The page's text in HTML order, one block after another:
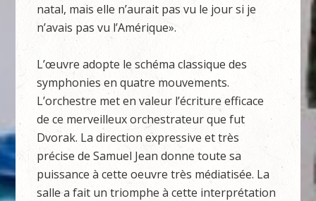
natal, mais elle n’aurait pas vu le jour si je
n’avais pas vu l’Amérique».
L’œuvre adopte le schéma classique des
symphonies en quatre mouvements.
L’orchestre met en valeur l’écriture efficace
de ce merveilleux orchestrateur que fut
Dvorak. La direction expressive et très
précise de Samuel Jean donne toute sa
puissance à cette oeuvre très médiatisée. La
salle a fait un triomphe à cette interprétation